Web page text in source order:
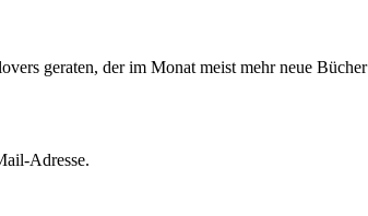
geraten, der im Monat meist mehr neue
Adresse.